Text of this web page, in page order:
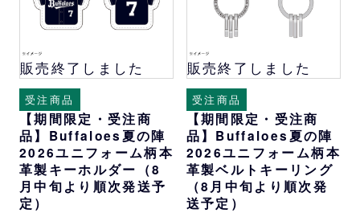
販売終了しました
受注商品
【期間限定・受注商
品】Buffaloes夏の陣
2026ユニフォーム柄本
革製キーホルダー（8
月中旬より順次発送予
定）
販売終了しました
受注商品
【期間限定・受注商
品】Buffaloes夏の陣
2026ユニフォーム柄本
革製ベルトキーリング
（8月中旬より順次発
送予定）